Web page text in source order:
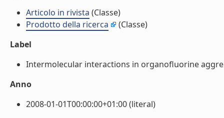
Articolo in rivista (Classe)
Prodotto della ricerca
(Classe)
Label
Intermolecular interactions in organofluorine
Anno
2008-01-01T00:00:00+01:00 (literal)